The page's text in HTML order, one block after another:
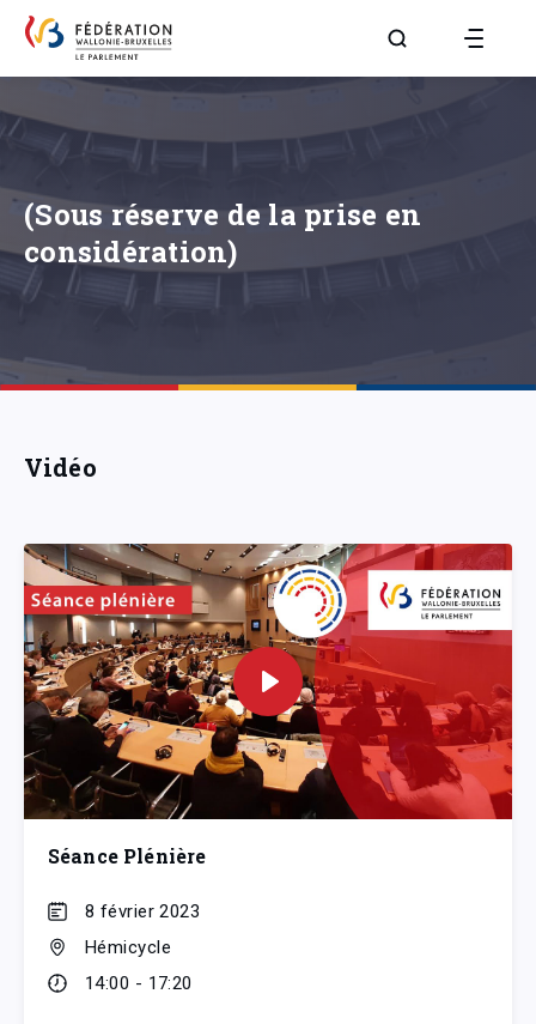
Aller à la page
(Sous réserve de la prise en
considération)
Vidéo
Séance Plénière
8 février 2023
Hémicycle
14:00 - 17:20